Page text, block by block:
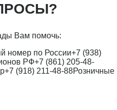
Вам помочь:
номер по России+7 (938)
РФ+7 (861) 205-48-
+7 (918) 211-48-88Розничные